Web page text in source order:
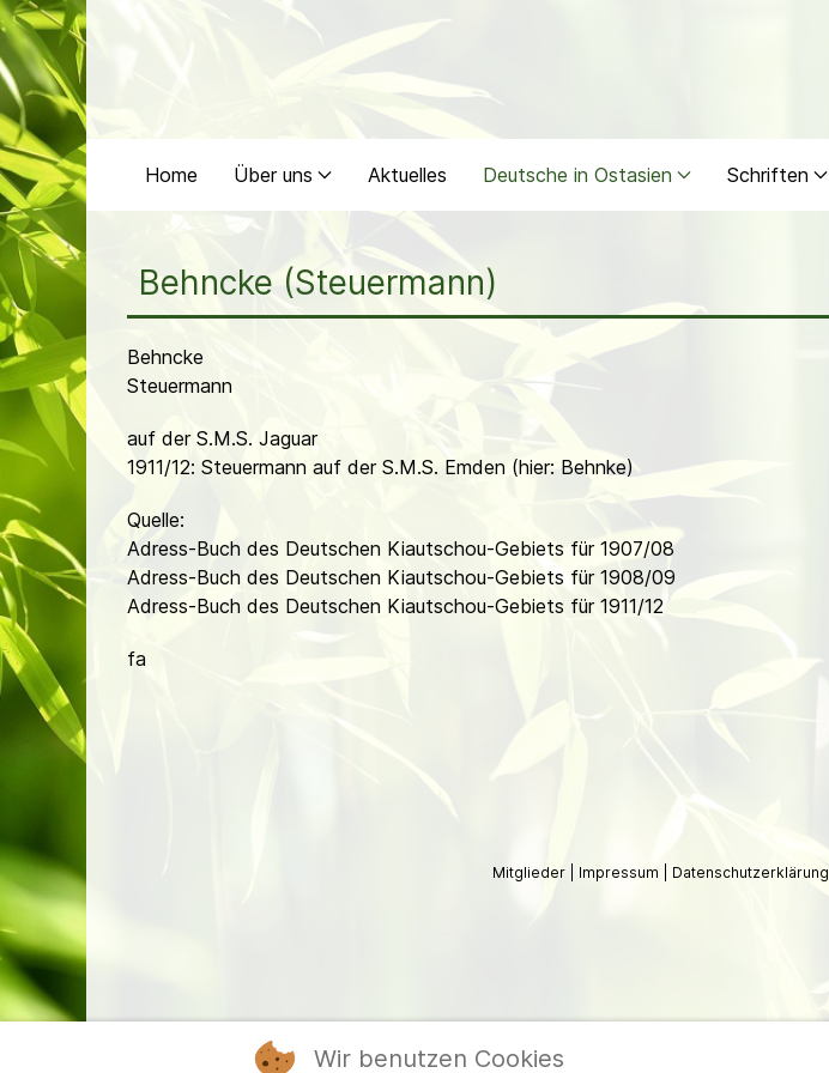
Home Über uns Aktuelles Deutsche in Ostasien Schriften
Behncke (Steuermann)
Behncke
Steuermann
auf der S.M.S. Jaguar
1911/12: Steuermann auf der S.M.S. Emden (hier: Behnke)
Quelle:
Adress-Buch des Deutschen Kiautschou-Gebiets für 1907/08
Adress-Buch des Deutschen Kiautschou-Gebiets für 1908/09
Adress-Buch des Deutschen Kiautschou-Gebiets für 1911/12
fa
Mitglieder Impressum Datenschutzerklärung
Wir benutzen Cookies